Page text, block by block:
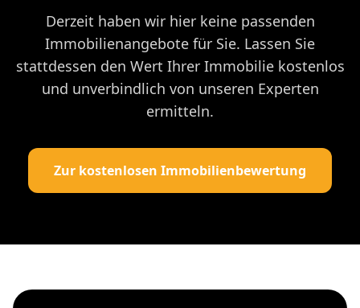
Derzeit haben wir hier keine passenden
Immobilienangebote für Sie. Lassen Sie
stattdessen den Wert Ihrer Immobilie kostenlos
und unverbindlich von unseren Experten
ermitteln.
Zur kostenlosen Immobilienbewertung